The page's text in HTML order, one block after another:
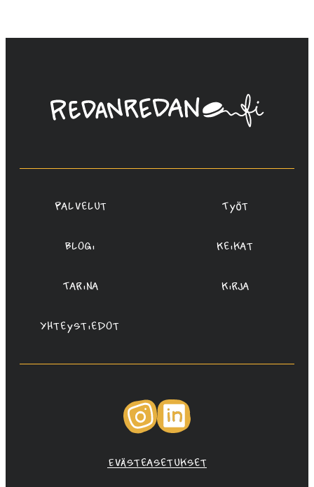
Linda
Saukko-
Oy
Palvelut Työt
Blogi Keikat
Tarina Kirja
Yhteystiedot
Instagram
Evästeasetukset